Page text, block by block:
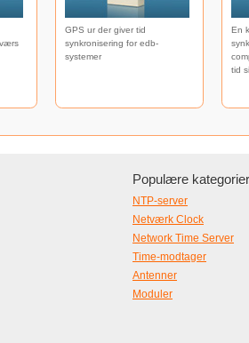
GPS ur der giver tid
synkronisering for edb-
systemer
En
tid
Populære
NTP-server
Netværk Clock
Network Time Server
Time-modtager
Antenner
Moduler